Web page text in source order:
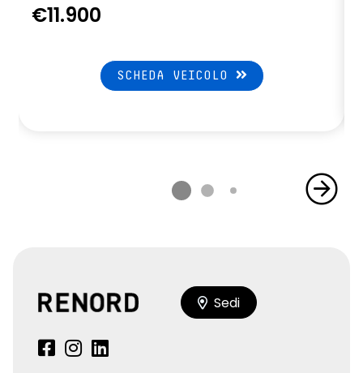
€11.900
SCHEDA VEICOLO
Sedi